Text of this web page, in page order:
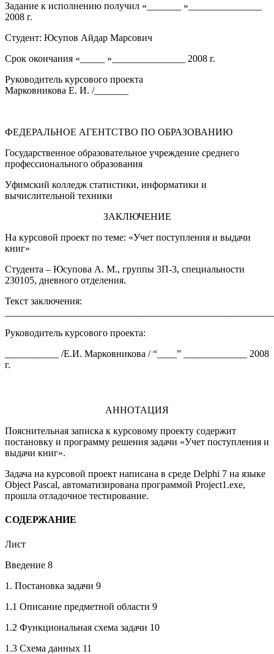
Задание к исполнению получил «_______ »_______________
2008 г.
Студент: Юсупов Айдар Марсович
Срок окончания «_____ »_______________ 2008 г.
Руководитель курсового проекта
Марковникова Е. И. /_______
ФЕДЕРАЛЬНОЕ АГЕНТСТВО ПО ОБРАЗОВАНИЮ
Государственное образовательное учреждение среднего
профессионального образования
Уфимский колледж статистики, информатики и
вычислительной техники
ЗАКЛЮЧЕНИЕ
На курсовой проект по теме: «Учет поступления и выдачи
книг»
Студента – Юсупова А. М., группы 3П-3, специальности
230105, дневного отделения.
Текст заключения:
Руководитель курсового проекта:
___________ /Е.И. Марковникова / “____” _____________ 2008
г.
АННОТАЦИЯ
Пояснительная записка к курсовому проекту содержит
постановку и программу решения задачи «Учет поступления и
выдачи книг».
Задача на курсовой проект написана в среде Delphi 7 на языке
Object Pascal, автоматизирована программой Project1.exe,
прошла отладочное тестирование.
СОДЕРЖАНИЕ
Лист
Введение 8
1. Постановка задачи 9
1.1 Описание предметной области 9
1.2 Функциональная схема задачи 10
1.3 Схема данных 11